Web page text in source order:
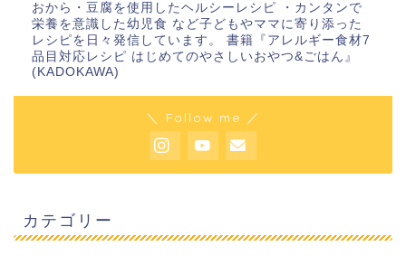
おから・豆腐を使用したヘルシーレシピ ・カンタンで
栄養を意識した幼児食 など子どもやママに寄り添った
レシピを日々発信しています。 書籍『アレルギー食材7
品目対応レシピ はじめてのやさしいおやつ&ごはん』
(KADOKAWA)
＼ Follow me ／
カテゴリー